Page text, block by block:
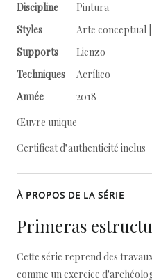
Discipline
Pintura
Styles
Arte conceptual
Supports
Lienzo
Techniques
Acrílico
Année
2018
Œuvre unique
Certificat d’authenticité inclus
À PROPOS DE LA SÉRIE
Primeras
Cette série reprend des
comme un exercice